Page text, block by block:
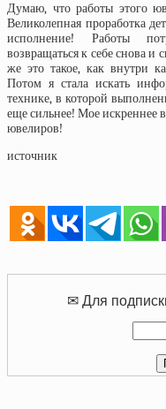
Думаю, что работы этого
Великолепная проработка
исполнение! Работы
возвращаться к себе снова и
же это такое, как внутри
Потом я стала искать
технике, в которой
еще сильнее! Мое искреннее
ювелиров!
источник
✉ Для